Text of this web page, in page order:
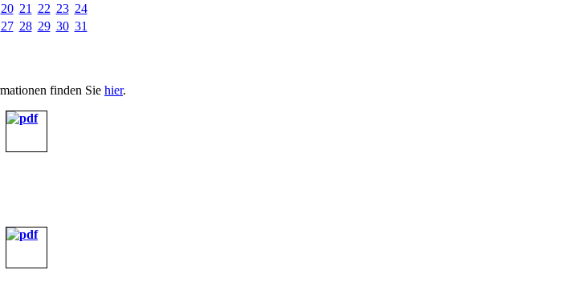
20 21 22 23 24
27 28 29 30 31
finden Sie hier.